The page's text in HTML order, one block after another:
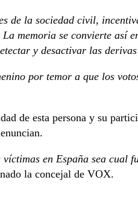
de la sociedad civil,
La memoria se convierte así
y desactivar las
por temor a que los
de esta persona y su
en España sea cual
la concejal de VOX.